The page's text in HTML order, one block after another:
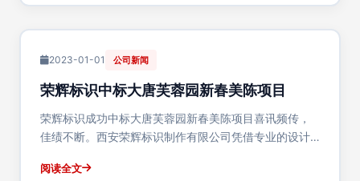
2023-01-01 公司新闻
荣辉标识中标大唐芙蓉园新春美陈项目
荣辉标识成功中标大唐芙蓉园新春美陈项目喜讯频传，
佳绩不断。西安荣辉标识制作有限公司凭借专业的设计
安大唐芙蓉园新春美陈深化设计制作安装项目。这是我
阅读全文